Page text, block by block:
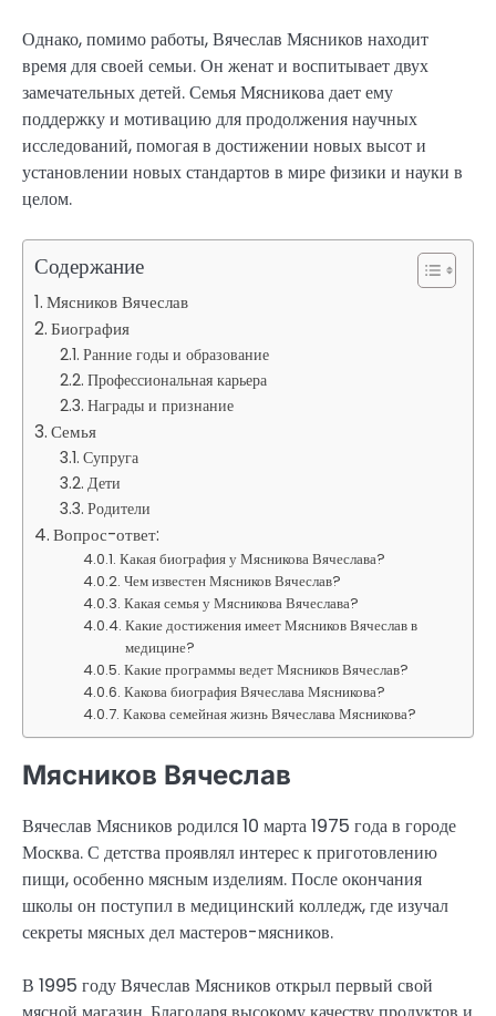
Однако, помимо работы, Вячеслав Мясников находит
время для своей семьи. Он женат и воспитывает двух
замечательных детей. Семья Мясникова дает ему
поддержку и мотивацию для продолжения научных
исследований, помогая в достижении новых высот и
установлении новых стандартов в мире физики и науки в
целом.
Содержание
Мясников Вячеслав
Биография
Ранние годы и образование
Профессиональная карьера
Награды и признание
Семья
Супруга
Дети
Родители
Вопрос-ответ:
Какая биография у Мясникова Вячеслава?
Чем известен Мясников Вячеслав?
Какая семья у Мясникова Вячеслава?
Какие достижения имеет Мясников Вячеслав в
медицине?
Какие программы ведет Мясников Вячеслав?
Какова биография Вячеслава Мясникова?
Какова семейная жизнь Вячеслава Мясникова?
Мясников Вячеслав
Вячеслав Мясников родился 10 марта 1975 года в городе
Москва. С детства проявлял интерес к приготовлению
пищи, особенно мясным изделиям. После окончания
школы он поступил в медицинский колледж, где изучал
секреты мясных дел мастеров-мясников.
В 1995 году Вячеслав Мясников открыл первый свой